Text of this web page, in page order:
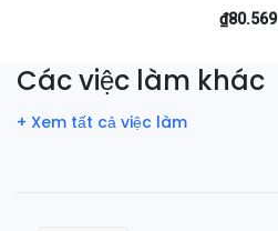
₫80.569
Các việc làm khác
+ Xem tất cả việc làm